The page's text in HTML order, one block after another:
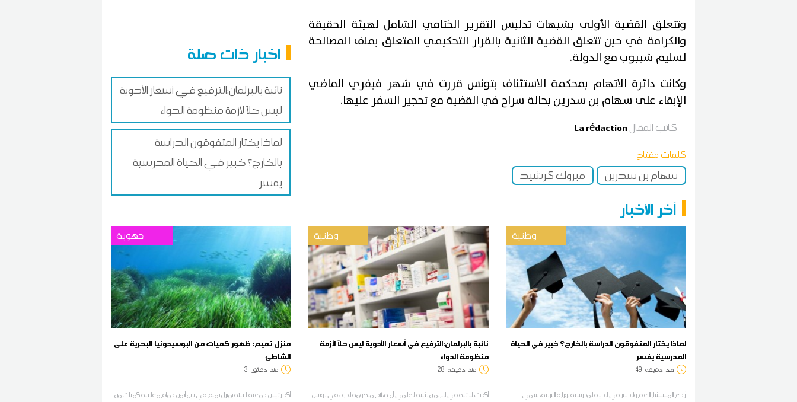
اخبار ذات صلة
نائبة بالبرلمان:الترفيع في أسعار الأدوية
ليس حلاً لأزمة منظومة الدواء
لماذا يختار المتفوقون الدراسة
بالخارج؟ خبير في الحياة المدرسية
يفسر
وتتعلق القضية الأولى بشبهات تدليس التقرير الختامي الشامل لهيئة الحقيقة
والكرامة في حين تتعلق القضية الثانية بالقرار التحكيمي المتعلق بملف المصالحة
لسليم شيبوب مع الدولة.
وكانت دائرة الاتهام بمحكمة الاستئناف بتونس قررت في شهر فيفري الماضي
الإبقاء على سهام بن سدرين بحالة سراح في القضية مع تحجير السفر عليها.
كاتب المقال La rédaction
كلمات مفتاح
سهام بن سدرين مبروك كرشيد
آخر الأخبار
جهوية
منزل تميم: ظهور كميات من البوسيدونيا البحرية على
الشاطئ
منذ دقائق 3
أكد رئيس جمعية البيئة بمنزل تميم في نابل أيمن حمام معاينته كميات من
وطنية
نائبة بالبرلمان:الترفيع في أسعار الأدوية ليس حلاً لأزمة
منظومة الدواء
منذ دقيقة 28
أكدت النائبة في البرلمان بثينة الغانمي أن إصلاح منظومة الدواء في تونس
وطنية
لماذا يختار المتفوقون الدراسة بالخارج؟ خبير في الحياة
المدرسية يفسر
منذ دقيقة 49
أرجع المستشار العام والخبير في الحياة المدرسية بوزارة التربية، سامي